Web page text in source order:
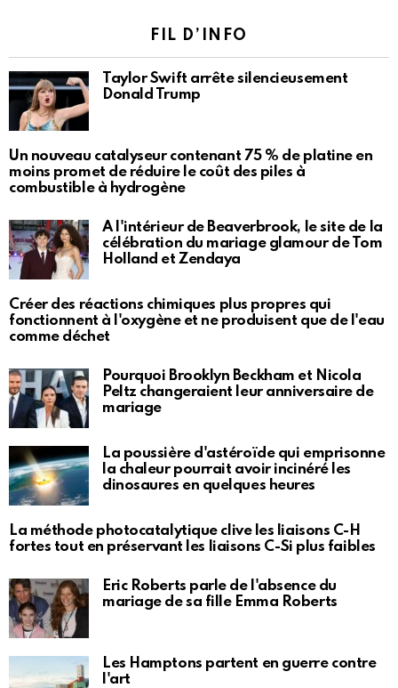
FIL D’INFO
Taylor Swift arrête silencieusement
Donald Trump
Un nouveau catalyseur contenant 75 % de platine en
moins promet de réduire le coût des piles à
combustible à hydrogène
À l'intérieur de Beaverbrook, le site de la
célébration du mariage glamour de Tom
Holland et Zendaya
Créer des réactions chimiques plus propres qui
fonctionnent à l'oxygène et ne produisent que de l'eau
comme déchet
Pourquoi Brooklyn Beckham et Nicola
Peltz changeraient leur anniversaire de
mariage
La poussière d'astéroïde qui emprisonne
la chaleur pourrait avoir incinéré les
dinosaures en quelques heures
La méthode photocatalytique clive les liaisons C-H
fortes tout en préservant les liaisons C-Si plus faibles
Eric Roberts parle de l'absence du
mariage de sa fille Emma Roberts
Les Hamptons partent en guerre contre
l'art